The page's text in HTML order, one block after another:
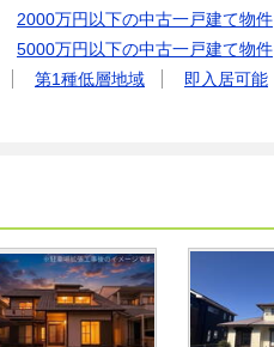
2000万円以下の中古一戸建て物件
5000万円以下の中古一戸建て物件
第1種低層地域 即入居可能